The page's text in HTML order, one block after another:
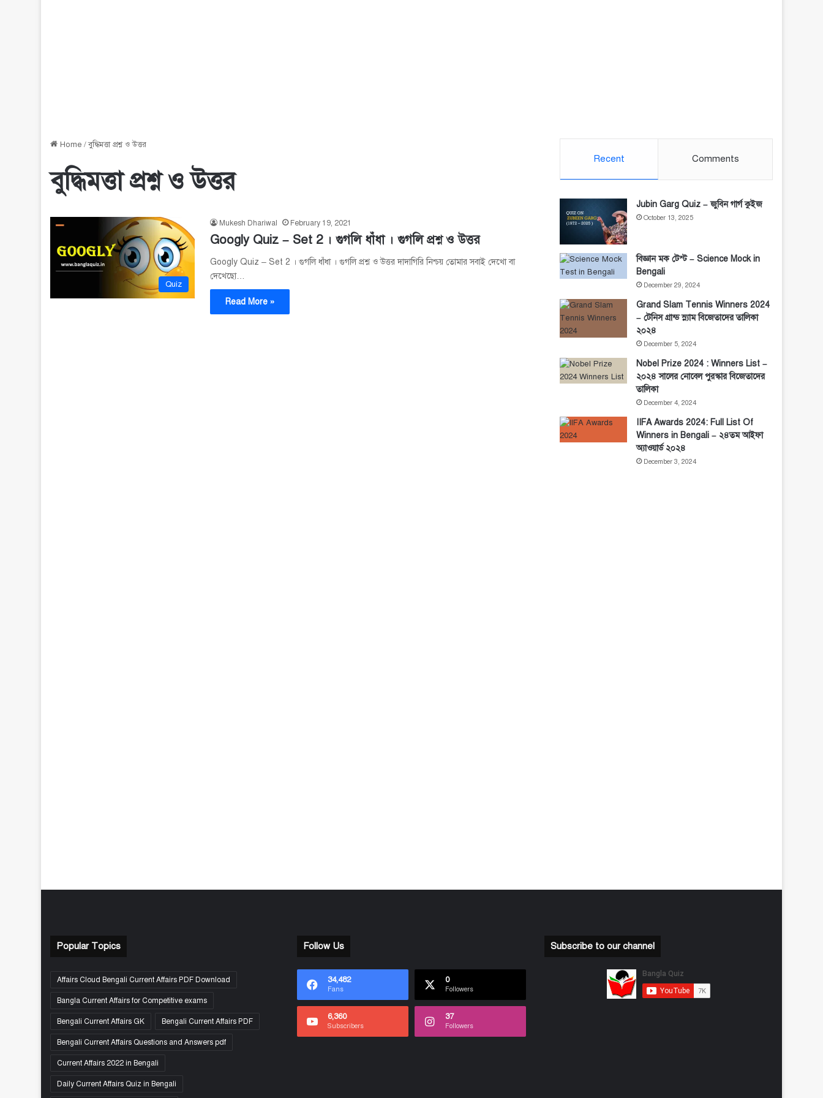
Home / বুদ্ধিমত্তা প্রশ্ন ও উত্তর
বুদ্ধিমত্তা প্রশ্ন ও উত্তর
Quiz
Mukesh Dhariwal February 19, 2021
Googly Quiz – Set 2 । গুগলি ধাঁধা । গুগলি প্রশ্ন ও উত্তর
Googly Quiz – Set 2 । গুগলি ধাঁধা । গুগলি প্রশ্ন ও উত্তর দাদাগিরি নিশ্চয় তোমার সবাই দেখো বা
দেখেছো…
Read More »
Recent Comments
Jubin Garg Quiz – জুবিন গার্গ কুইজ
October 13, 2025
বিজ্ঞান মক টেস্ট – Science Mock in
Bengali
December 29, 2024
Grand Slam Tennis Winners 2024
– টেনিস গ্রান্ড স্ল্যাম বিজেতাদের তালিকা
২০২৪
December 5, 2024
Nobel Prize 2024 : Winners List –
২০২৪ সালের নোবেল পুরস্কার বিজেতাদের
তালিকা
December 4, 2024
IIFA Awards 2024: Full List Of
Winners in Bengali – ২৪তম আইফা
অ্যাওয়ার্ড ২০২৪
December 3, 2024
Popular Topics
Affairs Cloud Bengali Current Affairs PDF Download
Bangla Current Affairs for Competitive exams
Bengali Current Affairs GK Bengali Current Affairs PDF
Bengali Current Affairs Questions and Answers pdf
Current Affairs 2022 in Bengali
Daily Current Affairs Quiz in Bengali
Follow Us
34,482
Fans
0
Followers
6,360
Subscribers
37
Followers
Subscribe to our channel